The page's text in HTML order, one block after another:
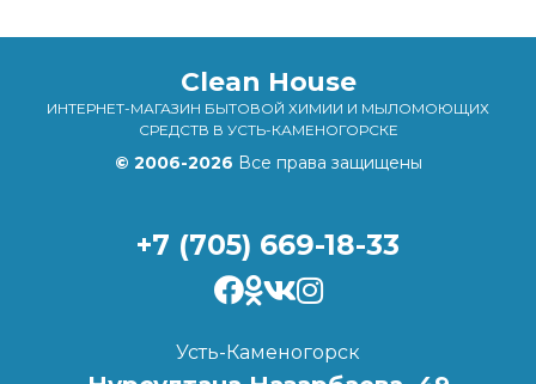
Clean House
ИНТЕРНЕТ-МАГАЗИН БЫТОВОЙ ХИМИИ И МЫЛОМОЮЩИХ
СРЕДСТВ В УСТЬ-КАМЕНОГОРСКЕ
© 2006-2026 Все права защищены
+7 (705) 669-18-33
Усть-Каменогорск